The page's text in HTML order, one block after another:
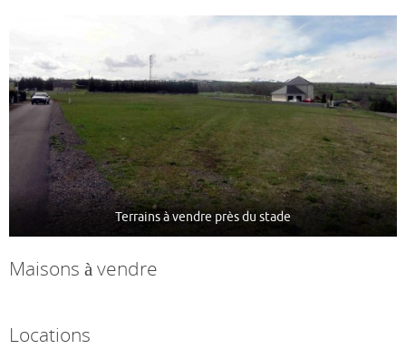
Terrains à vendre près du stade
Maisons à vendre
Locations